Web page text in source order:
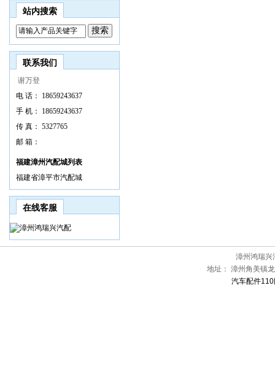
站内搜索
联系我们
谢万登
电 话：
18659243637
手 机：
18659243637
传 真： 5327765
邮 箱：
福建漳州汽配城列表
福建省漳平市汽配城
在线客服
漳州鸿瑞兴
地址： 漳州角美镇
汽车配件